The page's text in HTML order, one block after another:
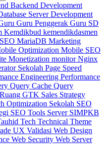
Backend Development
ServerDevelopment
Guru Penggerak Guru SD
Kemdikbud kemendikdasmen
MariaDB Marketing
Optimization Mobile SEO
Monetization monitorNginx
Sekolah Page Speed
Engineering Performance
Query Cache Query
Ruang GTK Sales Strategy
Optimization Sekolah SEO
SEO Tools Server SIMPKB
Tech Technical Theme
UX Validasi Web Design
Web Security Web Server